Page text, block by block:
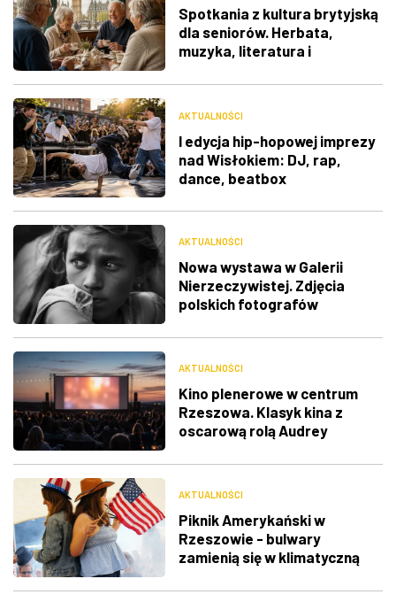
Spotkania z kultura brytyjską
dla seniorów. Herbata,
muzyka, literatura i
AKTUALNOŚCI
I edycja hip-hopowej imprezy
nad Wisłokiem: DJ, rap,
dance, beatbox
AKTUALNOŚCI
Nowa wystawa w Galerii
Nierzeczywistej. Zdjęcia
polskich fotografów
AKTUALNOŚCI
Kino plenerowe w centrum
Rzeszowa. Klasyk kina z
oscarową rolą Audrey
AKTUALNOŚCI
Piknik Amerykański w
Rzeszowie - bulwary
zamienią się w klimatyczną